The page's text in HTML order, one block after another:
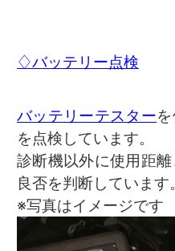
♢バッテリー点検
バッテリーテスター
を点検しています。
診断機以外に使用距
良否を判断しています。
※写真はイメージです